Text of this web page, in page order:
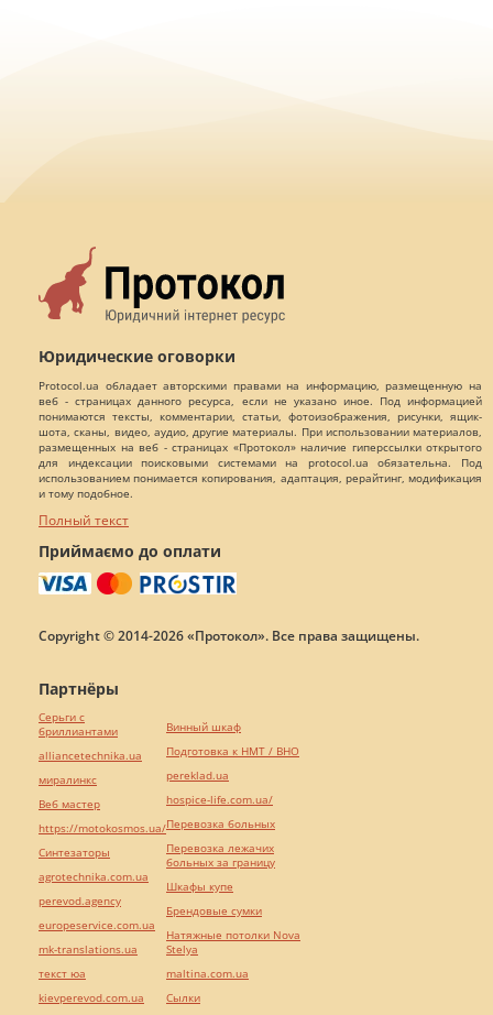
Юридические оговорки
Protocol.ua обладает авторскими правами на информацию, размещенную на
веб - страницах данного ресурса, если не указано иное. Под информацией
понимаются тексты, комментарии, статьи, фотоизображения, рисунки, ящик-
шота, сканы, видео, аудио, другие материалы. При использовании материалов,
размещенных на веб - страницах «Протокол» наличие гиперссылки открытого
для индексации поисковыми системами на protocol.ua обязательна. Под
использованием понимается копирования, адаптация, рерайтинг, модификация
и тому подобное.
Полный текст
Приймаємо до оплати
Copyright © 2014-2026 «Протокол». Все права защищены.
Партнёры
Серьги с
бриллиантами
alliancetechnika.ua
миралинкс
Веб мастер
https://motokosmos.ua/
Синтезаторы
agrotechnika.com.ua
perevod.agency
europeservice.com.ua
mk-translations.ua
текст юа
kievperevod.com.ua
Винный шкаф
Подготовка к НМТ / ВНО
pereklad.ua
hospice-life.com.ua/
Перевозка больных
Перевозка лежачих
больных за границу
Шкафы купе
Брендовые сумки
Натяжные потолки Nova
Stelya
maltina.com.ua
Cылки